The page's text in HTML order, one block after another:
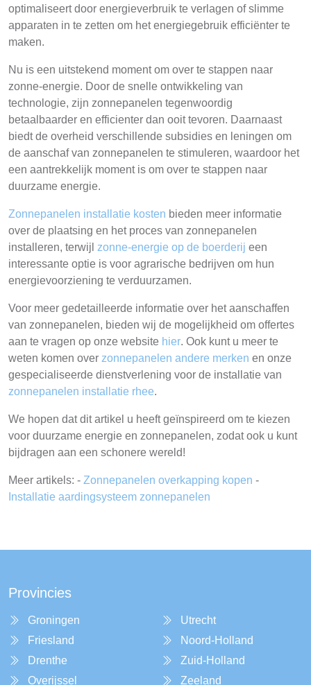
optimaliseert door energieverbruik te verlagen of slimme
apparaten in te zetten om het energiegebruik efficiënter te
maken.
Nu is een uitstekend moment om over te stappen naar
zonne-energie. Door de snelle ontwikkeling van
technologie, zijn zonnepanelen tegenwoordig
betaalbaarder en efficienter dan ooit tevoren. Daarnaast
biedt de overheid verschillende subsidies en leningen om
de aanschaf van zonnepanelen te stimuleren, waardoor het
een aantrekkelijk moment is om over te stappen naar
duurzame energie.
Zonnepanelen installatie kosten bieden meer informatie
over de plaatsing en het proces van zonnepanelen
installeren, terwijl zonne-energie op de boerderij een
interessante optie is voor agrarische bedrijven om hun
energievoorziening te verduurzamen.
Voor meer gedetailleerde informatie over het aanschaffen
van zonnepanelen, bieden wij de mogelijkheid om offertes
aan te vragen op onze website hier. Ook kunt u meer te
weten komen over zonnepanelen andere merken en onze
gespecialiseerde dienstverlening voor de installatie van
zonnepanelen installatie rhee.
We hopen dat dit artikel u heeft geïnspireerd om te kiezen
voor duurzame energie en zonnepanelen, zodat ook u kunt
bijdragen aan een schonere wereld!
Meer artikels: - Zonnepanelen overkapping kopen -
Installatie aardingsysteem zonnepanelen
Provincies
Groningen
Friesland
Drenthe
Overijssel
Utrecht
Noord-Holland
Zuid-Holland
Zeeland